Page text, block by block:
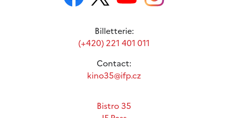
Billetterie:
(+420) 221 401 011
Contact:
kino35@ifp.cz
Bistro 35